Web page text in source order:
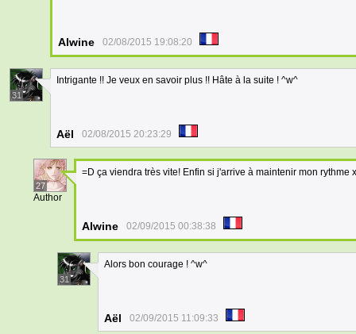
Alwine 02/08/2015 19:08:20
31
Intrigante !! Je veux en savoir plus !! Hâte à la suite ! ^w^
Aël 02/08/2015 20:23:29
27
Author
=D ça viendra très vite! Enfin si j'arrive à maintenir mon rythme
Alwine 02/09/2015 00:38:38
31
Alors bon courage ! ^w^
Aël 02/09/2015 11:09:33